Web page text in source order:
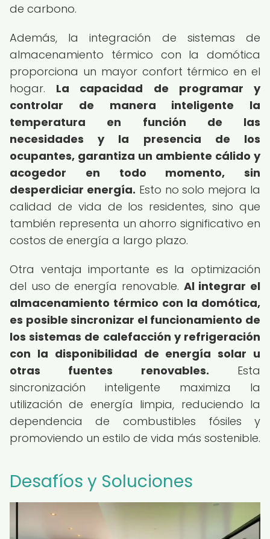
de carbono.
Además, la integración de sistemas de
almacenamiento térmico con la domótica
proporciona un mayor confort térmico en el
hogar. La capacidad de programar y
controlar de manera inteligente la
temperatura en función de las
necesidades y la presencia de los
ocupantes, garantiza un ambiente cálido y
acogedor en todo momento, sin
desperdiciar energía. Esto no solo mejora la
calidad de vida de los residentes, sino que
también representa un ahorro significativo en
costos de energía a largo plazo.
Otra ventaja importante es la optimización
del uso de energía renovable. Al integrar el
almacenamiento térmico con la domótica,
es posible sincronizar el funcionamiento de
los sistemas de calefacción y refrigeración
con la disponibilidad de energía solar u
otras fuentes renovables. Esta
sincronización inteligente maximiza la
utilización de energía limpia, reduciendo la
dependencia de combustibles fósiles y
promoviendo un estilo de vida más sostenible.
Desafíos y Soluciones